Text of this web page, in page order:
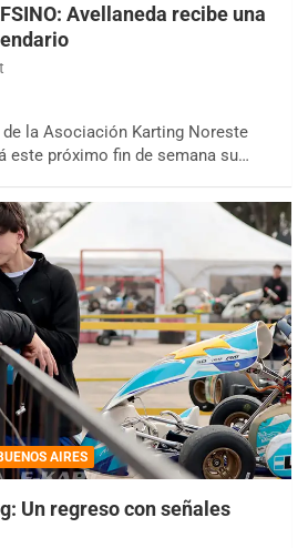
Avellaneda recibe una
la Asociación Karting Noreste
este próximo fin de semana su…
AIRES
Un regreso con señales